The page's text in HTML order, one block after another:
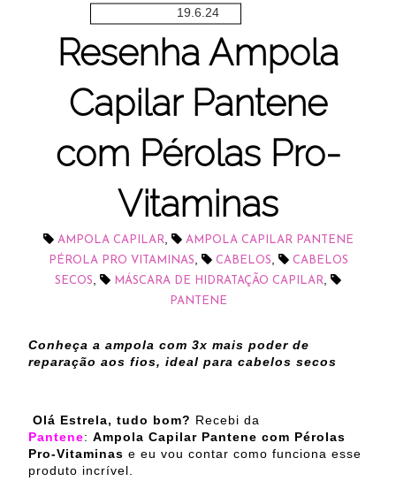
19.6.24
Resenha Ampola
Capilar Pantene
com Pérolas Pro-
Vitaminas
AMPOLA CAPILAR,
AMPOLA CAPILAR PANTENE
PÉROLA PRO VITAMINAS, CABELOS,
CABELOS
SECOS, MÁSCARA DE HIDRATAÇÃO CAPILAR,
PANTENE
Conheça a ampola com 3x mais poder de
reparação aos fios, ideal para cabelos secos
Olá Estrela, tudo bom? Recebi da
Pantene: Ampola Capilar Pantene com Pérolas
Pro-Vitaminas e eu vou contar como funciona esse
produto incrível.